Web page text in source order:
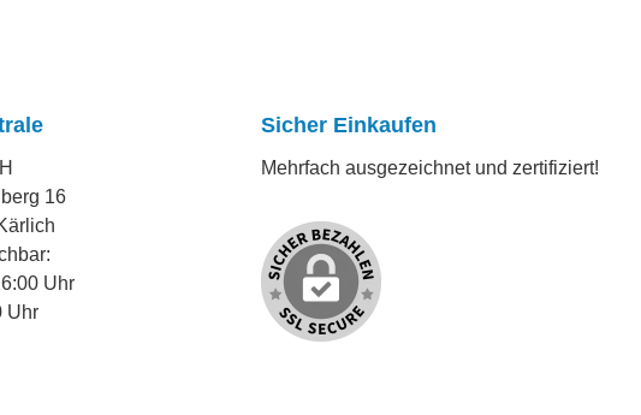
16
Uhr
Uhr
Sicher Einkaufen
Mehrfach ausgezeichnet und zertifiziert!